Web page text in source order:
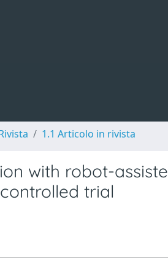
1.1 Articolo in rivista
with robot-
trial